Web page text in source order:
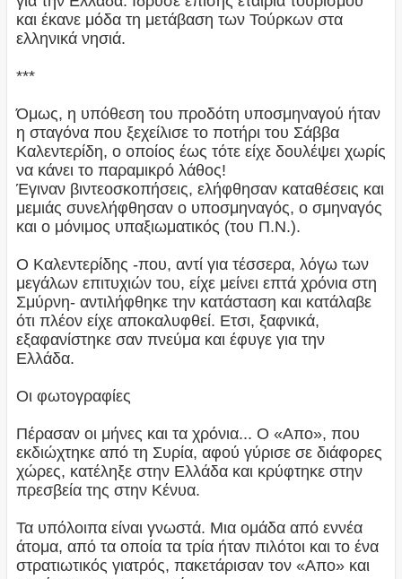
και έκανε μόδα τη μετάβαση των Τούρκων στα
ελληνικά νησιά.
***
Όμως, η υπόθεση του προδότη υποσμηναγού ήταν
η σταγόνα που ξεχείλισε το ποτήρι του Σάββα
Καλεντερίδη, ο οποίος έως τότε είχε δουλέψει χωρίς
να κάνει το παραμικρό λάθος!
Έγιναν βιντεοσκοπήσεις, ελήφθησαν καταθέσεις και
μεμιάς συνελήφθησαν ο υποσμηναγός, ο σμηναγός
και ο μόνιμος υπαξιωματικός (του Π.Ν.).
Ο Καλεντερίδης -που, αντί για τέσσερα, λόγω των
μεγάλων επιτυχιών του, είχε μείνει επτά χρόνια στη
Σμύρνη- αντιλήφθηκε την κατάσταση και κατάλαβε
ότι πλέον είχε αποκαλυφθεί. Ετσι, ξαφνικά,
εξαφανίστηκε σαν πνεύμα και έφυγε για την
Ελλάδα.
Οι φωτογραφίες
Πέρασαν οι μήνες και τα χρόνια... Ο «Απο», που
εκδιώχτηκε από τη Συρία, αφού γύρισε σε διάφορες
χώρες, κατέληξε στην Ελλάδα και κρύφτηκε στην
πρεσβεία της στην Κένυα.
Τα υπόλοιπα είναι γνωστά. Μια ομάδα από εννέα
άτομα, από τα οποία τα τρία ήταν πιλότοι και το ένα
στρατιωτικός γιατρός, πακετάρισαν τον «Απο» και